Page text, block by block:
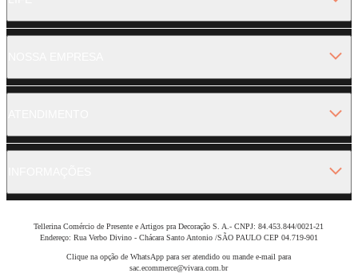
Tellerina Comércio de Presente e Artigos pra Decoração S. A.- CNPJ: 84.453.844/0021-21
Endereço: Rua Verbo Divino - Chácara Santo Antonio /SÃO PAULO CEP 04.719-901
Clique na opção de WhatsApp para ser atendido ou mande e-mail para
sac.ecommerce@vivara.com.br